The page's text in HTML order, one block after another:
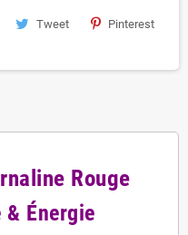
Tweet Pinterest
Rouge
Énergie